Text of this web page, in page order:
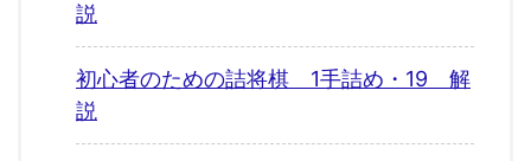
説
初心者のための詰将棋 1手詰め・19 解
説